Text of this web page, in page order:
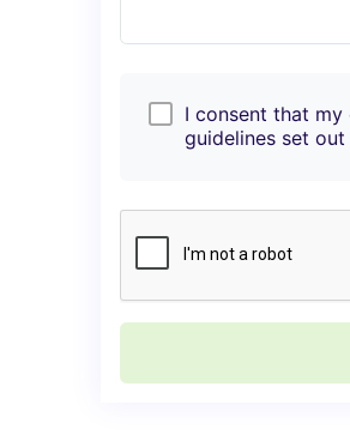
I consent that
guidelines set out